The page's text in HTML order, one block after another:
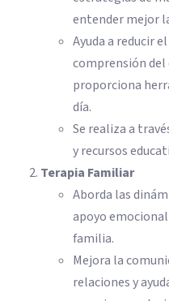
entender mejor
Ayuda a reducir
comprensión
proporciona
día.
Se realiza a
y recursos
Terapia Familiar
Aborda las
apoyo
familia.
Mejora la
relaciones y